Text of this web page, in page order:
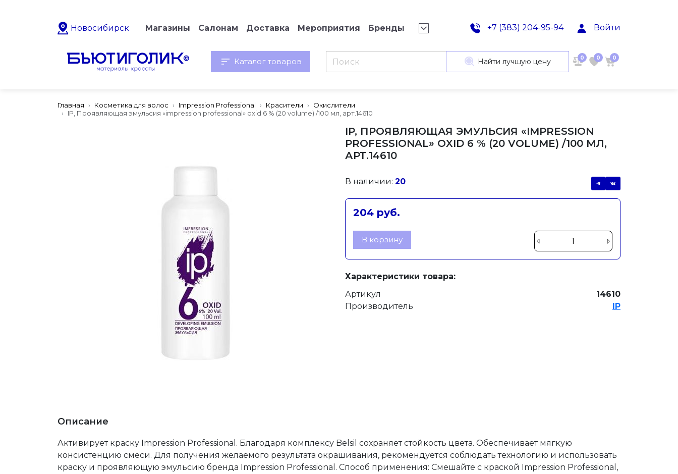
Новосибирск Магазины Салонам Доставка Мероприятия Бренды +7 (383) 204-95-94 Войти
Каталог товаров Найти лучшую цену 0 0 0
Главная Косметика для волос Impression Professional Красители
Окислители
IP, Проявляющая эмульсия «impression professional» oxid 6 % (20 volume) /100 мл, арт.14610
IP, ПРОЯВЛЯЮЩАЯ ЭМУЛЬСИЯ «IMPRESSION
PROFESSIONAL» OXID 6 % (20 VOLUME) /100 МЛ,
АРТ.14610
В наличии: 20
204 руб.
В корзину
Характеристики товара:
Артикул
14610
Производитель
IP
Описание
Активирует краску Impression Professional. Благодаря комплексу Belsil сохраняет стойкость цвета. Обеспечивает мягкую
консистенцию смеси. Для получения желаемого результата окрашивания, рекомендуется соблюдать технологию и использовать
краску и проявляющую эмульсию бренда Impression Professional. Способ применения: Смешайте с краской Impression Professional,